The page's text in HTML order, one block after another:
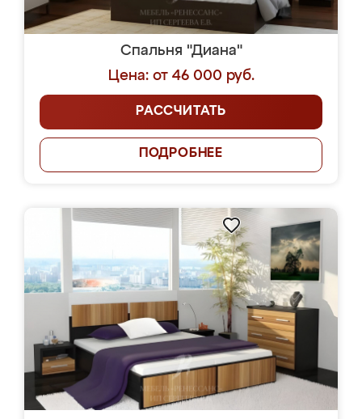
Спальня "Диана"
Цена: от 46 000 руб.
РАССЧИТАТЬ
ПОДРОБНЕЕ